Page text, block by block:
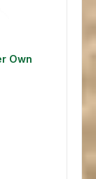
Own